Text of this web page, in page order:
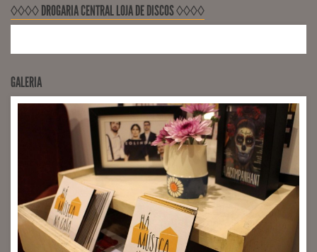
◊◊◊◊ DROGARIA CENTRAL LOJA DE DISCOS ◊◊◊◊
GALERIA